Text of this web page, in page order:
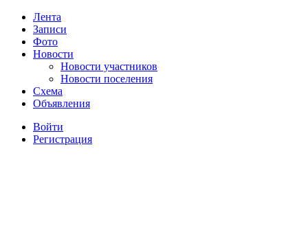
Лента
Записи
Фото
Новости
Новости участников
Новости поселения
Схема
Объявления
Войти
Регистрация